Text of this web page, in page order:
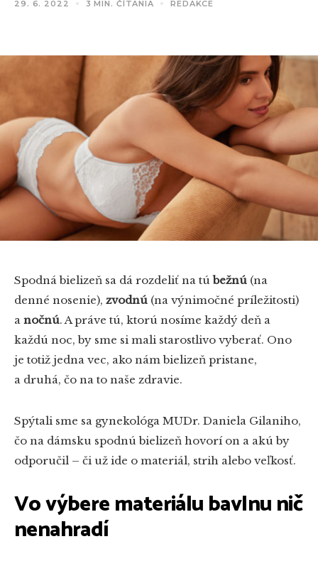
29. 6. 2022 3 MIN. ČÍTANIA REDAKCE
Spodná bielizeň sa dá rozdeliť na túbežnú (na
denné nosenie), zvodnú (na výnimočné príležitosti)
a nočnú. A práve tú, ktorú nosíme každý deň a
každú noc, by sme si mali starostlivo vyberať. Ono
je totiž jedna vec, ako nám bielizeň pristane,
a druhá, čo na to naše zdravie.
Spýtali sme sa gynekológa MUDr. Daniela Gilaniho,
čo na dámsku spodnú bielizeň hovorí on a akú by
odporučil – či už ide o materiál, strih alebo veľkosť.
Vo výbere materiálu bavlnu nič
nenahradí